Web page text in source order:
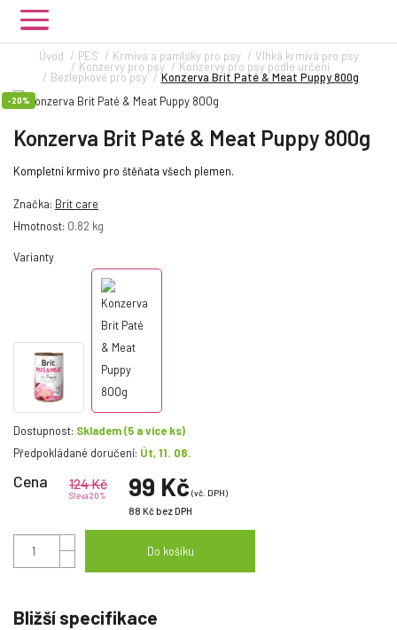
Úvod PES Krmiva a pamlsky pro psy Vlhká krmiva pro psy
Konzervy pro psy Konzervy pro psy podle určení
Bezlepkové pro psy Konzerva Brit Paté & Meat Puppy 800g
-20%
Konzerva Brit Paté & Meat Puppy 800g
Kompletní krmivo pro štěňata všech plemen.
Značka: Brit care
Hmotnost: 0.82 kg
Varianty
Dostupnost: Skladem(5 a více ks)
Předpokládané doručení: Út, 11. 08.
Cena 124 Kč 99 Kč(vč. DPH)
Sleva 20%
88 Kčbez DPH
Do košíku
Bližší specifikace